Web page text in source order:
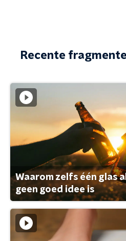
Recente
Waarom zelfs één glas
geen goed idee is